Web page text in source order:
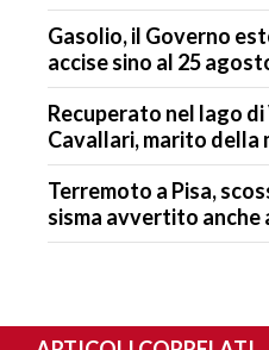
Gasolio, il Governo
accise sino al 25
Recuperato nel lago
Cavallari, marito della
Terremoto a Pisa,
sisma avvertito anche